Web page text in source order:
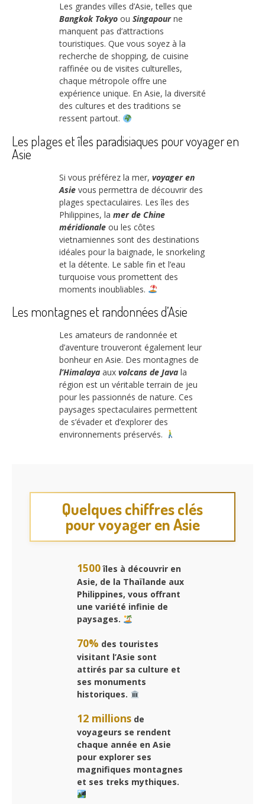
Les grandes villes d’Asie, telles que
Bangkok Tokyo ou Singapourne
manquent pas d’attractions
touristiques. Que vous soyez à la
recherche de shopping, de cuisine
raffinée ou de visites culturelles,
chaque métropole offre une
expérience unique. En Asie, la diversité
des cultures et des traditions se
ressent partout.
Les plages et îles paradisiaques pour voyager en
Asie
Si vous préférez la mer, voyager en
Asie vous permettra de découvrir des
plages spectaculaires. Les îles des
Philippines, la mer de Chine
méridionale ou les côtes
vietnamiennes sont des destinations
idéales pour la baignade, le snorkeling
et la détente. Le sable fin et l’eau
turquoise vous promettent des
moments inoubliables.
Les montagnes et randonnées d’Asie
Les amateurs de randonnée et
d’aventure trouveront également leur
bonheur en Asie. Des montagnes de
l’Himalaya aux volcans de Java la
région est un véritable terrain de jeu
pour les passionnés de nature. Ces
paysages spectaculaires permettent
de s’évader et d’explorer des
environnements préservés.
Quelques chiffres clés
pour voyager en Asie
1500îles à découvrir en
Asie, de la Thaïlande aux
Philippines, vous offrant
une variété infinie de
paysages.
70% des touristes
visitant l’Asie sont
attirés par sa culture et
ses monuments
historiques.
12 millions de
voyageurs se rendent
chaque année en Asie
pour explorer ses
magnifiques montagnes
et ses treks mythiques.